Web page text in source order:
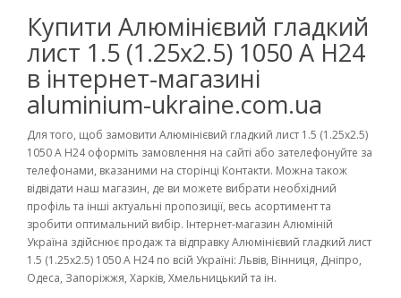
Купити Алюмінієвий гладкий
лист 1.5 (1.25х2.5) 1050 А Н24
в інтернет-магазині
aluminium-ukraine.com.ua
Для того, щоб замовити Алюмінієвий гладкий лист 1.5 (1.25х2.5)
1050 А Н24 оформіть замовлення на сайті або зателефонуйте за
телефонами, вказаними на сторінці Контакти. Можна також
відвідати наш магазин, де ви можете вибрати необхідний
профіль та інші актуальні пропозиції, весь асортимент та
зробити оптимальний вибір. Інтернет-магазин Алюміній
Україна здійснює продаж та відправку Алюмінієвий гладкий лист
1.5 (1.25х2.5) 1050 А Н24 по всій Україні: Львів, Вінниця, Дніпро,
Одеса, Запоріжжя, Харків, Хмельницький та ін.